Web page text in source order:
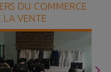
DU COMMERCE
VENTE